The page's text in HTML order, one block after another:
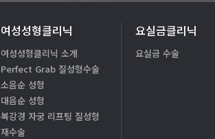
여성성형클리닉
여성성형클리닉 소개
Perfect Grab 질성형수술
소음순 성형
대음순 성형
복강경 자궁 리프팅 질성형
재수술
요실금클리닉
요실금 수술